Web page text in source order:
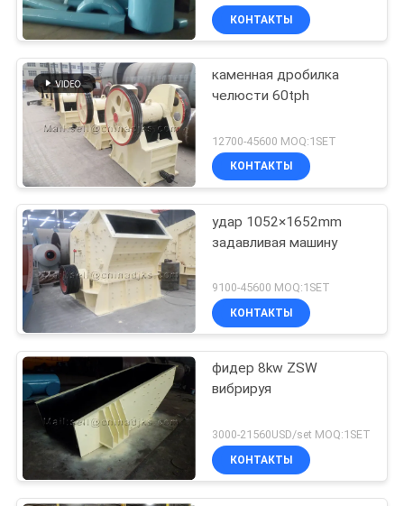
КОНТАКТЫ
каменная дробилка
челюсти 60tph
12700-45600 MOQ:1SET
КОНТАКТЫ
удар 1052×1652mm
задавливая машину
9100-45600 MOQ:1SET
КОНТАКТЫ
фидер 8kw ZSW
вибрируя
3000-21560USD/set MOQ:1SET
КОНТАКТЫ